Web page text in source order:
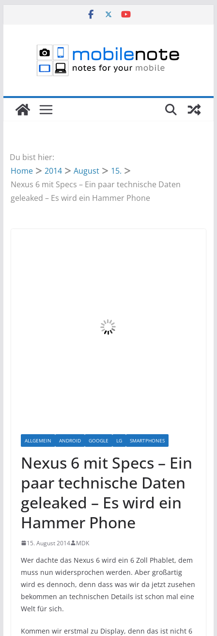
Du bist hier:
Home
2014 August
15.
Nexus 6 mit Specs – Ein paar technische Daten
geleaked – Es wird ein Hammer Phone
ALLGEMEIN ANDROID GOOGLE LG SMARTPHONES
Nexus 6 mit Specs – Ein
paar technische Daten
geleaked – Es wird ein
Hammer Phone
15. August 2014 MDK
Wer dachte das Nexus 6 wird ein 6 Zoll Phablet, dem
muss nun widersprochen werden. Aber großartig
wird es dennoch, denn dass was wir da jetzt zusehen
bekommen an technischen Details ist schon mal eine
Welt für sich.
Kommen wir erstmal zu Display, denn das ist nicht 6